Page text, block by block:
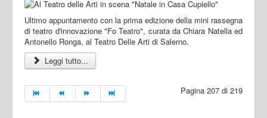
Ultimo appuntamento con la prima edizione della mini rassegna
di teatro d'innovazione "Fo Teatro", curata da Chiara Natella ed
Antonello Ronga, al Teatro Delle Arti di Salerno.
Leggi tutto...
Pagina 207 di 219